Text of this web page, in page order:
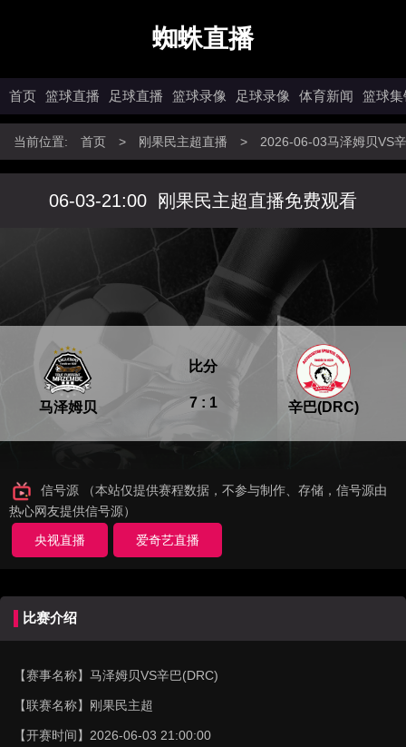
蜘蛛直播
首页 篮球直播 足球直播 篮球录像 足球录像 体育新闻 篮球集
当前位置: 首页 > 刚果民主超直播 > 2026-06-03马泽姆贝VS
06-03-21:00 刚果民主超直播免费观看
马泽姆贝 7 : 1
比分
辛巴(DRC)
信号源 （本站仅提供赛程数据，不参与制作、存储，信号源由
热心网友提供信号源）
央视直播
爱奇艺直播
比赛介绍
【赛事名称】 马泽姆贝VS辛巴(DRC)
【联赛名称】 刚果民主超
【开赛时间】 2026-06-03 21:00:00